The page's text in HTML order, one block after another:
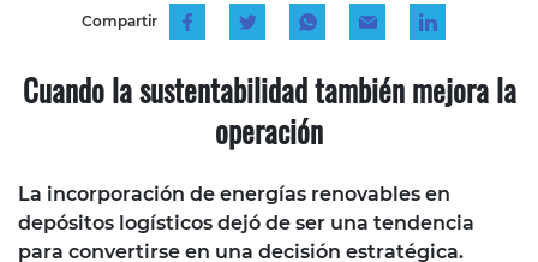
Compartir
Cuando la sustentabilidad también mejora la
operación
La incorporación de energías renovables en
depósitos logísticos dejó de ser una tendencia
para convertirse en una decisión estratégica.